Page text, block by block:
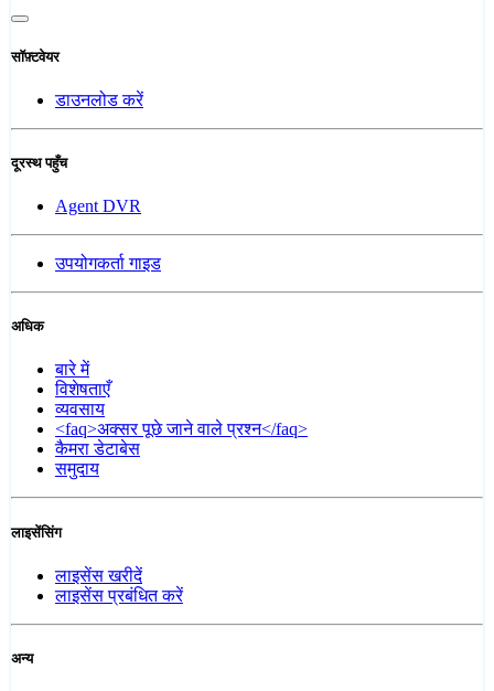
सॉफ़्टवेयर
डाउनलोड करें
दूरस्थ पहुँच
Agent DVR
उपयोगकर्ता गाइड
अधिक
बारे में
विशेषताएँ
व्यवसाय
<faq>अक्सर पूछे जाने वाले प्रश्न</faq>
कैमरा डेटाबेस
समुदाय
लाइसेंसिंग
लाइसेंस खरीदें
लाइसेंस प्रबंधित करें
अन्य